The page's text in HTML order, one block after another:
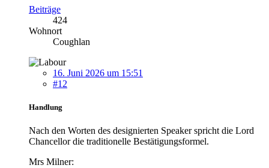
Beiträge
424
Wohnort
Coughlan
16. Juni 2026 um 15:51
#12
Handlung
Nach den Worten des designierten Speaker spricht die Lord
Chancellor die traditionelle Bestätigungsformel.
Mrs Milner: